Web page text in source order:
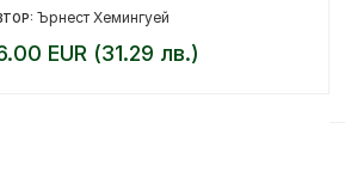
Ърнест Хемингуей
EUR (31.29 лв.)